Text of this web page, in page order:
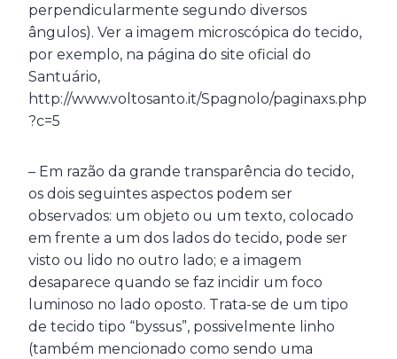
perpendicularmente segundo diversos
ângulos). Ver a imagem microscópica do tecido,
por exemplo, na página do site oficial do
Santuário,
http://www.voltosanto.it/Spagnolo/paginaxs.php
?c=5
– Em razão da grande transparência do tecido,
os dois seguintes aspectos podem ser
observados: um objeto ou um texto, colocado
em frente a um dos lados do tecido, pode ser
visto ou lido no outro lado; e a imagem
desaparece quando se faz incidir um foco
luminoso no lado oposto. Trata-se de um tipo
de tecido tipo “byssus”, possivelmente linho
(também mencionado como sendo uma